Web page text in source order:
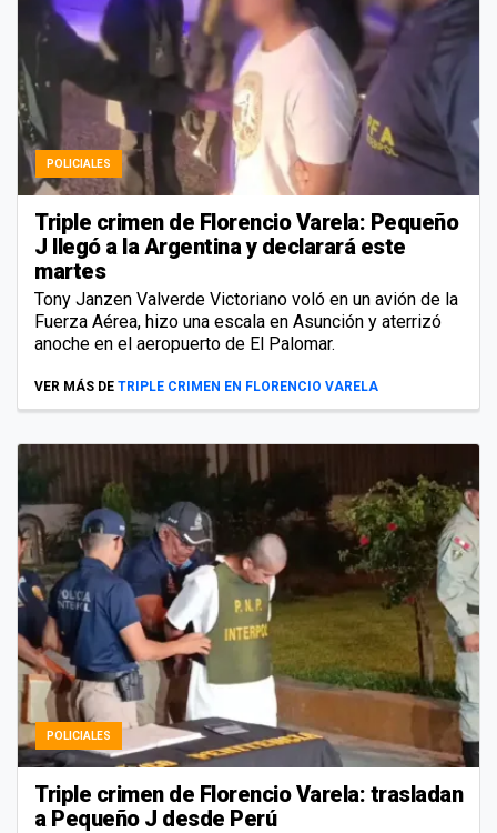
POLICIALES
Triple crimen de Florencio Varela: Pequeño
J llegó a la Argentina y declarará este
martes
Tony Janzen Valverde Victoriano voló en un avión de la
Fuerza Aérea, hizo una escala en Asunción y aterrizó
anoche en el aeropuerto de El Palomar.
VER MÁS DE TRIPLE CRIMEN EN FLORENCIO VARELA
POLICIALES
Triple crimen de Florencio Varela: trasladan
a Pequeño J desde Perú